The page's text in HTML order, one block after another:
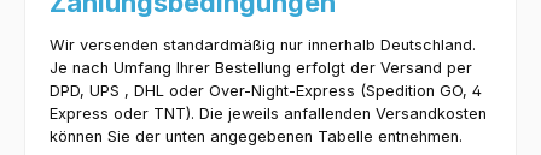
Wir versenden standardmäßig nur innerhalb Deutschland.
Je nach Umfang Ihrer Bestellung erfolgt der Versand per
DPD, UPS , DHL oder Over-Night-Express (Spedition GO, 4
Express oder TNT). Die jeweils anfallenden Versandkosten
können Sie der unten angegebenen Tabelle entnehmen.